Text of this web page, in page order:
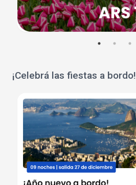
¡Celebrá las fiestas a bordo!